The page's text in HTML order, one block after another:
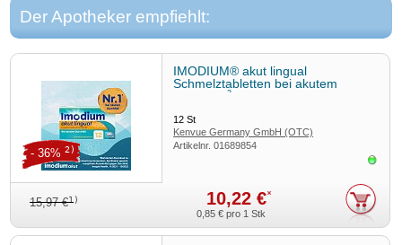
Der Apotheker empfiehlt:
IMODIUM® akut lingual
Schmelztabletten bei akutem
3
12St
Kenvue Germany GmbH (OTC)
Artikelnr.01689854
15,97 €1) 10,22 €*
- 36% 2)
0,85 € pro 1 Stk